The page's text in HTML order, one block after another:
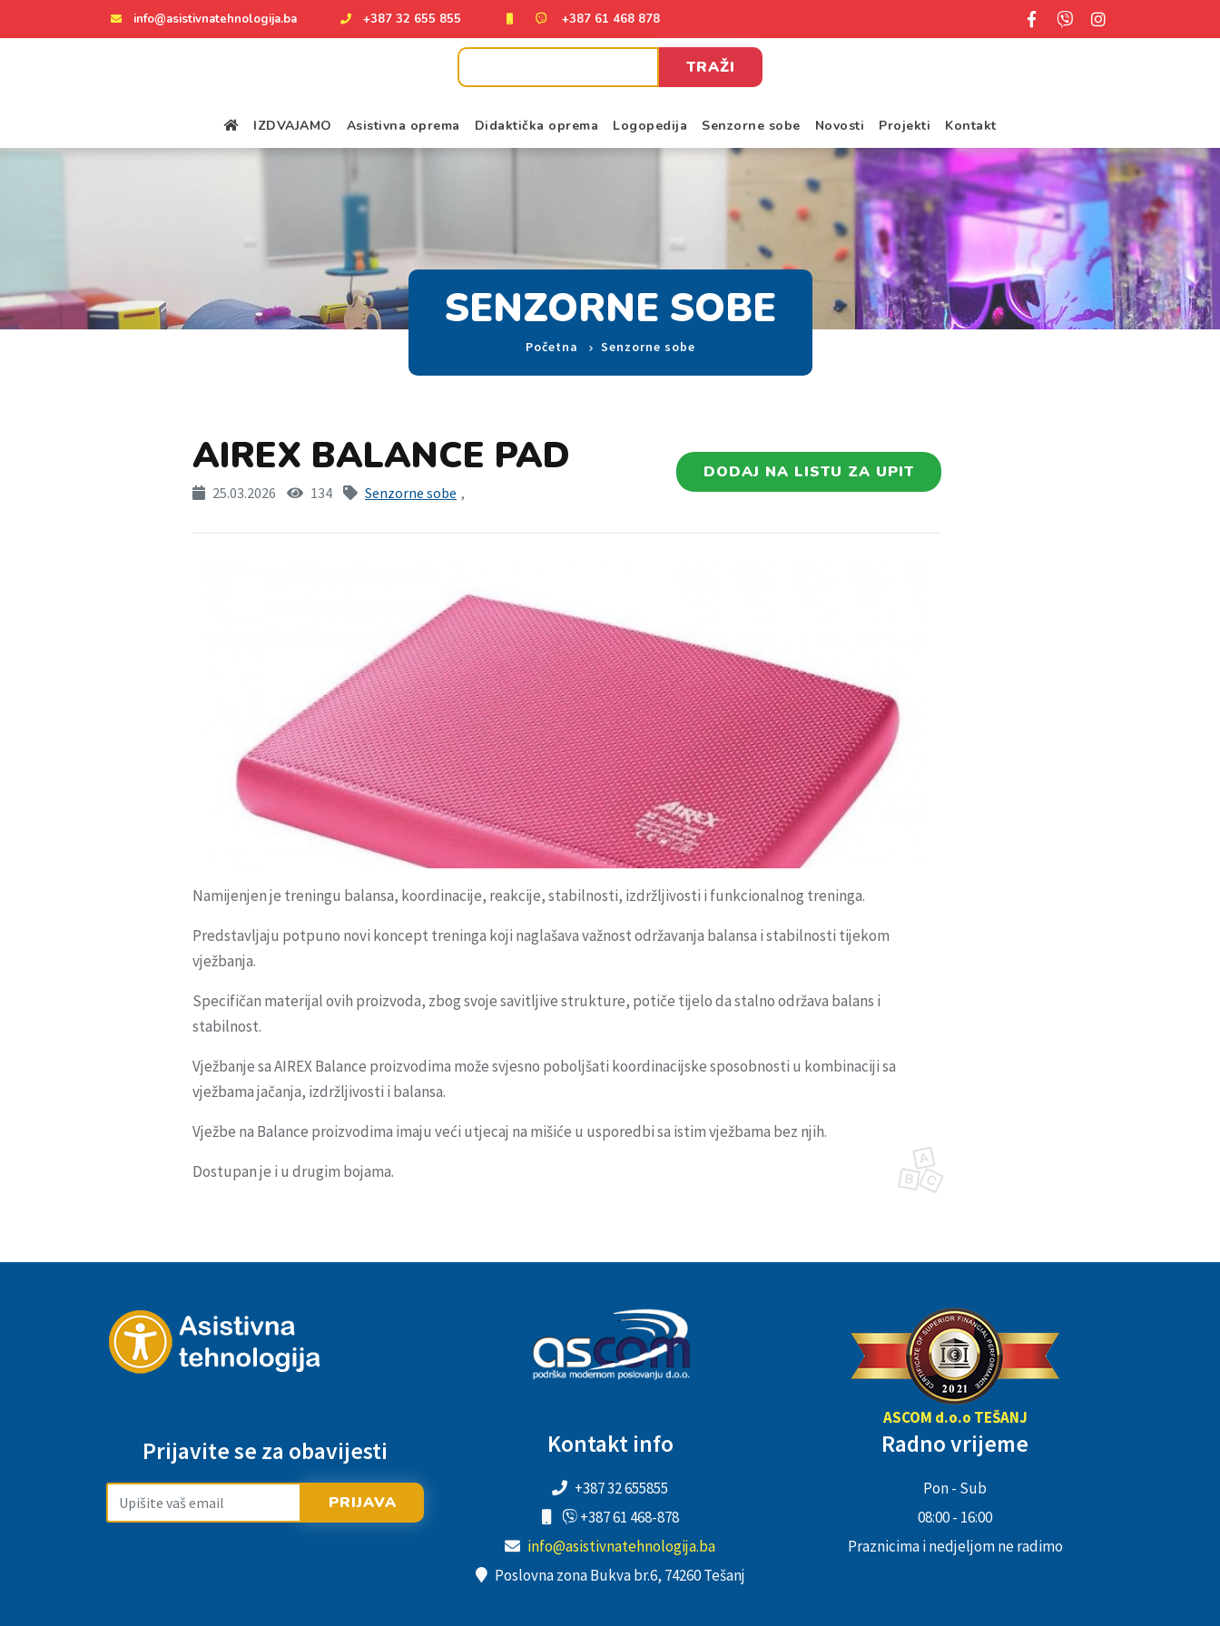
info@asistivnatehnologija.ba +387 32 655 855 +387 61 468 878
TRAŽI
IZDVAJAMO Asistivna oprema Didaktička oprema Logopedija Senzorne sobe Novosti Projekti Kontakt
SENZORNE SOBE
Početna Senzorne sobe
DODAJ NA LISTU ZA UPIT
AIREX BALANCE PAD
25.03.2026 134 Senzorne sobe ,
Namijenjen je treningu balansa, koordinacije, reakcije, stabilnosti, izdržljivosti i funkcionalnog treninga.
Predstavljaju potpuno novi koncept treninga koji naglašava važnost održavanja balansa i stabilnosti tijekom
vježbanja.
Specifičan materijal ovih proizvoda, zbog svoje savitljive strukture, potiče tijelo da stalno održava balans i
stabilnost.
Vježbanje sa AIREX Balance proizvodima može svjesno poboljšati koordinacijske sposobnosti u kombinaciji sa
vježbama jačanja, izdržljivosti i balansa.
Vježbe na Balance proizvodima imaju veći utjecaj na mišiće u usporedbi sa istim vježbama bez njih.
Dostupan je i u drugim bojama.
ASCOM d.o.o TEŠANJ
Prijavite se za obavijesti
PRIJAVA
Kontakt info
+387 32 655855
+387 61 468-878
info@asistivnatehnologija.ba
Poslovna zona Bukva br.6, 74260 Tešanj
Radno vrijeme
Pon - Sub
08:00 - 16:00
Praznicima i nedjeljom ne radimo